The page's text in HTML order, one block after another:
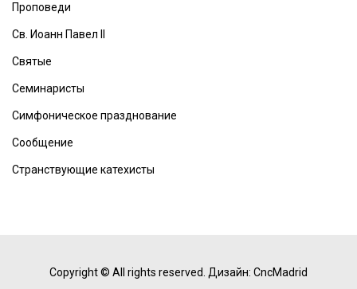
Проповеди
Св. Иоанн Павел II
Святые
Семинаристы
Симфоническое празднование
Сообщение
Странствующие катехисты
Copyright © All rights reserved. Дизайн: CncMadrid